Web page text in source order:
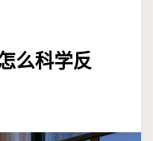
么科学反